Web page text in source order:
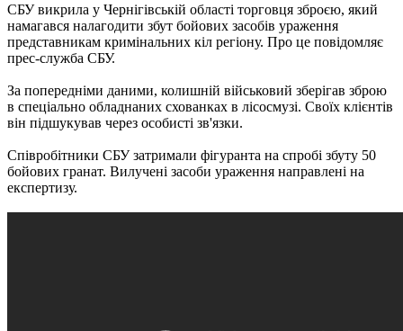
СБУ викрила у Чернігівській області торговця зброєю, який
намагався налагодити збут бойових засобів ураження
представникам кримінальних кіл регіону. Про це повідомляє
прес-служба СБУ.
За попередніми даними, колишній військовий зберігав зброю
в спеціально обладнаних схованках в лісосмузі. Своїх клієнтів
він підшукував через особисті зв'язки.
Співробітники СБУ затримали фігуранта на спробі збуту 50
бойових гранат. Вилучені засоби ураження направлені на
експертизу.